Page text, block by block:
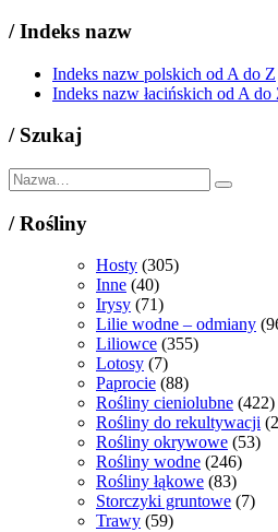
/Indeks nazw
Indeks nazw polskich od A do Z
Indeks nazw łacińskich od A do
/ Szukaj
/Rośliny
Hosty (305)
Inne (40)
Irysy (71)
Lilie wodne – odmiany
Liliowce (355)
Lotosy (7)
Paprocie (88)
Rośliny cieniolubne (422)
Rośliny do rekultywacji
Rośliny okrywowe (53)
Rośliny wodne (246)
Rośliny łąkowe (83)
Storczyki gruntowe (7)
Trawy (59)